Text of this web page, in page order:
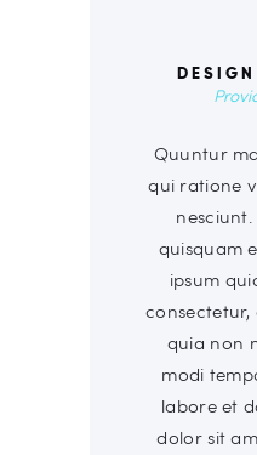
Quuntur
qui ratione
quisquam
ipsum
consectetur,
quia non
modi
labore et
dolor sit